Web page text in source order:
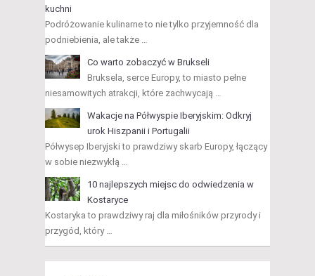
kuchni
Podróżowanie kulinarne to nie tylko przyjemność dla
podniebienia, ale także …
Co warto zobaczyć w Brukseli
Bruksela, serce Europy, to miasto pełne
niesamowitych atrakcji, które zachwycają …
Wakacje na Półwyspie Iberyjskim: Odkryj
urok Hiszpanii i Portugalii
Półwysep Iberyjski to prawdziwy skarb Europy, łączący
w sobie niezwykłą …
10 najlepszych miejsc do odwiedzenia w
Kostaryce
Kostaryka to prawdziwy raj dla miłośników przyrody i
przygód, który …